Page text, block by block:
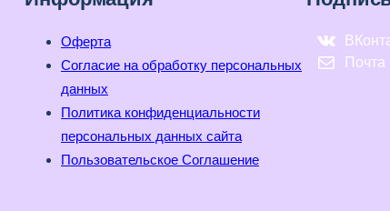
Оферта
Согласие на обработку персональных
данных
Политика конфиденциальности
персональных данных сайта
Пользовательское Соглашение
Почта